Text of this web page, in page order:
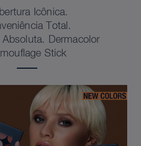
Icônica.
Total.
Absoluta. Dermacolor
Stick